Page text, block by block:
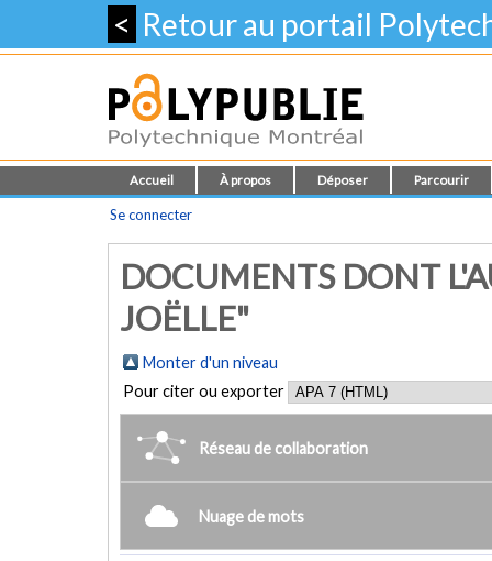
< Retour au portail
Accueil À propos Déposer Parcourir
Se connecter
DOCUMENTS DONT
JOËLLE"
Monter d'un niveau
Pour citer ou exporter
Réseau de collaboration
Nuage de mots